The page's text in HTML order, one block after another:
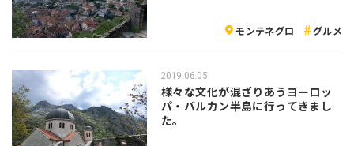
モンテネグロ グルメ
2019.06.05
様々な文化が混ざりあうヨーロッ
パ・バルカン半島に行ってきまし
た。